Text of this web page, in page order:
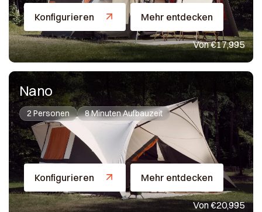
Konfigurieren Mehr entdecken
Von €17,995
Nano
2 Personen 8 Minuten Aufbauzeit
Konfigurieren Mehr entdecken
Von €20,995